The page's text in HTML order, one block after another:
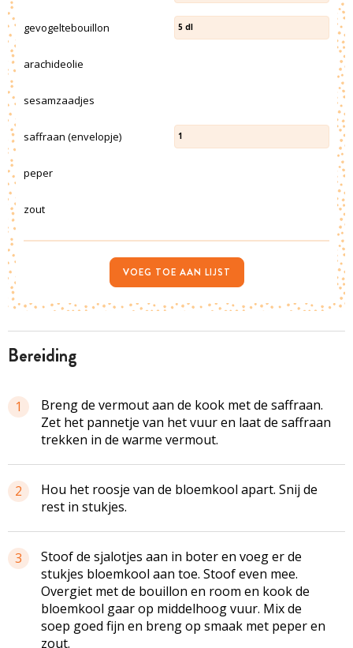
bereiding
1
Breng de vermout aan de kook met de saffraan.
Zet het pannetje van het vuur en laat de saffraan
trekken in de warme vermout.
2
Hou het roosje van de bloemkool apart. Snij de
rest in stukjes.
3
Stoof de sjalotjes aan in boter en voeg er de
stukjes bloemkool aan toe. Stoof even mee.
Overgiet met de bouillon en room en kook de
bloemkool gaar op middelhoog vuur. Mix de
soep goed fijn en breng op smaak met peper en
zout.
gevogeltebouillon 5 dl
arachideolie
sesamzaadjes
saffraan (envelopje) 1
peper
zout
VOEG TOE AAN LIJST